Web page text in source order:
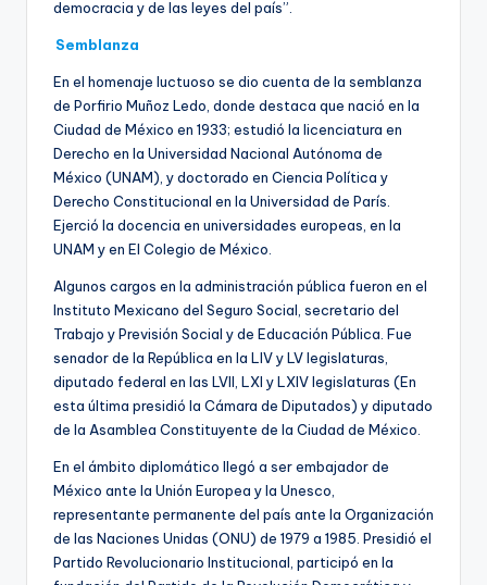
democracia y de las leyes del país”.
Semblanza
En el homenaje luctuoso se dio cuenta de la semblanza
de Porfirio Muñoz Ledo, donde destaca que nació en la
Ciudad de México en 1933; estudió la licenciatura en
Derecho en la Universidad Nacional Autónoma de
México (UNAM), y doctorado en Ciencia Política y
Derecho Constitucional en la Universidad de París.
Ejerció la docencia en universidades europeas, en la
UNAM y en El Colegio de México.
Algunos cargos en la administración pública fueron en el
Instituto Mexicano del Seguro Social, secretario del
Trabajo y Previsión Social y de Educación Pública. Fue
senador de la República en la LIV y LV legislaturas,
diputado federal en las LVII, LXI y LXIV legislaturas (En
esta última presidió la Cámara de Diputados) y diputado
de la Asamblea Constituyente de la Ciudad de México.
En el ámbito diplomático llegó a ser embajador de
México ante la Unión Europea y la Unesco,
representante permanente del país ante la Organización
de las Naciones Unidas (ONU) de 1979 a 1985. Presidió el
Partido Revolucionario Institucional, participó en la